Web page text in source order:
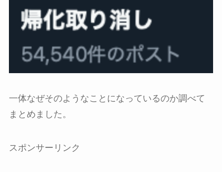
一体なぜそのようなことになっているのか調べて
まとめました。
スポンサーリンク